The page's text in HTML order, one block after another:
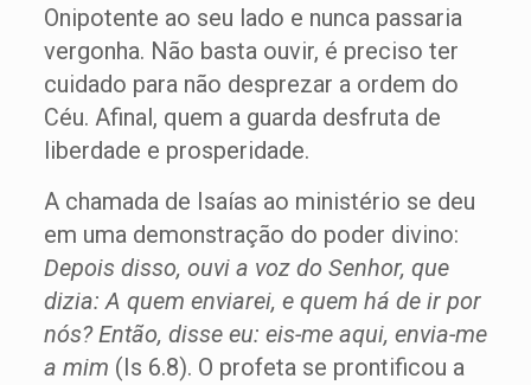
Onipotente ao seu lado e nunca passaria
vergonha. Não basta ouvir, é preciso ter
cuidado para não desprezar a ordem do
Céu. Afinal, quem a guarda desfruta de
liberdade e prosperidade.
A chamada de Isaías ao ministério se deu
em uma demonstração do poder divino:
Depois disso, ouvi a voz do Senhor, que
dizia: A quem enviarei, e quem há de ir por
nós? Então, disse eu: eis-me aqui, envia-me
a mim (Is 6.8). O profeta se prontificou a